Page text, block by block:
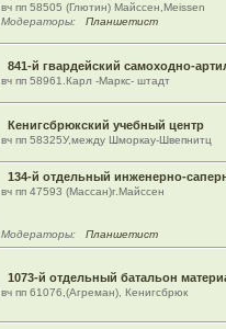
вч пп 58505 (Глютин) Майсcен,Meissen
Модераторы:
Планшетист
841-й гвардейский самоходно-
вч пп 58961.Карл -Маркс- штадт
Кенигсбрюкский учебный центр
вч пп 58325У,между Шморкау-Швепнитц
134-й отдельный инженерно-
вч пп 47593 (Массан)г.Майссен
Модераторы: Планшетист
1073-й отдельный батальон
вч пп 61076,(Агреман), Кенигсбрюк